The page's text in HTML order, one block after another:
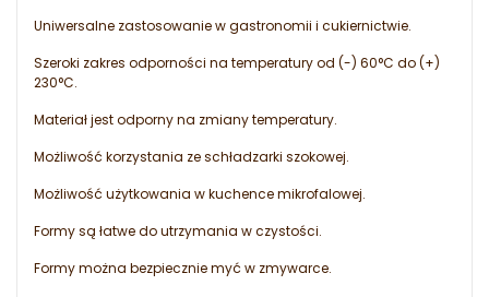
Uniwersalne zastosowanie w gastronomii i cukiernictwie.
Szeroki zakres odporności na temperatury od (-) 60°C do (+)
230°C.
Materiał jest odporny na zmiany temperatury.
Możliwość korzystania ze schładzarki szokowej.
Możliwość użytkowania w kuchence mikrofalowej.
Formy są łatwe do utrzymania w czystości.
Formy można bezpiecznie myć w zmywarce.